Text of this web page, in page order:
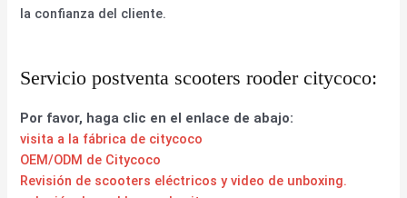
la confianza del cliente.
Servicio postventa scooters rooder citycoco:
Por favor, haga clic en el enlace de abajo:
visita a la fábrica de citycoco
OEM/ODM de Citycoco
Revisión de scooters eléctricos y video de unboxing.